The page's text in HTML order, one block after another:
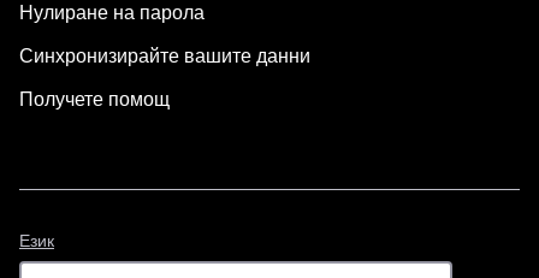
Нулиране на парола
Синхронизирайте вашите данни
Получете помощ
Език